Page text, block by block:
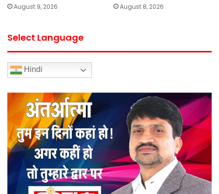
August 9, 2026 August 8, 2026
Select Language
Hindi